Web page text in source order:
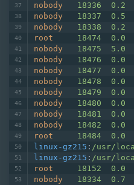
nobody
18336  0.2
nobody
18337  0.5
nobody
18338  0.2
root
18474
nobody
18475  5.0
nobody
18476  0.0
nobody
18477  0.0
nobody
18478  0.0
nobody
18479  0.0
nobody
18480  0.0
nobody
18481  0.0
nobody
18482  0.0
root
18484  0.0
linux-gz215 : /usr/
linux-gz215 : /usr/
root
18152
nobody
18334  0.7